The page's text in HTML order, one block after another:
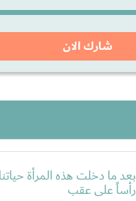
شارك الان
بعد ما دخلت هذه المرأة
رأساً على عقب